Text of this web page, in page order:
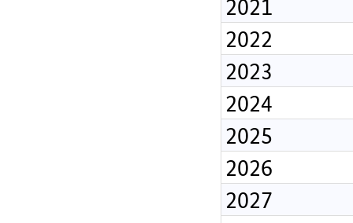
2021
2022
2023
2024
2025
2026
2027